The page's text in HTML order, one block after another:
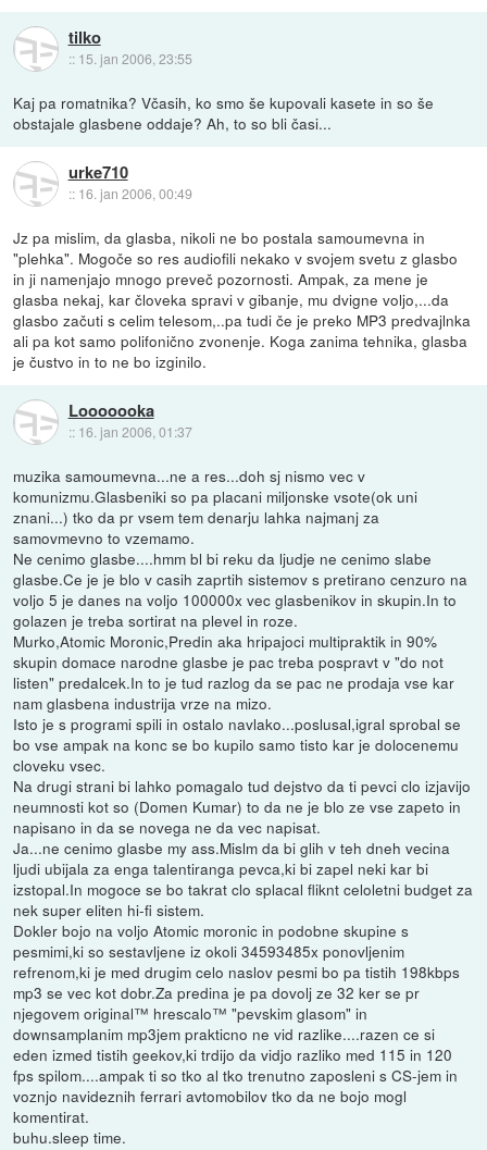
tilko
:: 15. jan 2006, 23:55
Kaj pa romatnika? Včasih, ko smo še kupovali kasete in so še
obstajale glasbene oddaje? Ah, to so bli časi...
urke710
:: 16. jan 2006, 00:49
Jz pa mislim, da glasba, nikoli ne bo postala samoumevna in
"plehka". Mogoče so res audiofili nekako v svojem svetu z glasbo
in ji namenjajo mnogo preveč pozornosti. Ampak, za mene je
glasba nekaj, kar človeka spravi v gibanje, mu dvigne voljo,...da
glasbo začuti s celim telesom,..pa tudi če je preko MP3 predvajlnka
ali pa kot samo polifonično zvonenje. Koga zanima tehnika, glasba
je čustvo in to ne bo izginilo.
Looooooka
:: 16. jan 2006, 01:37
muzika samoumevna...ne a res...doh sj nismo vec v
komunizmu.Glasbeniki so pa placani miljonske vsote(ok uni
znani...) tko da pr vsem tem denarju lahka najmanj za
samovmevno to vzemamo.
Ne cenimo glasbe....hmm bl bi reku da ljudje ne cenimo slabe
glasbe.Ce je je blo v casih zaprtih sistemov s pretirano cenzuro na
voljo 5 je danes na voljo 100000x vec glasbenikov in skupin.In to
golazen je treba sortirat na plevel in roze.
Murko,Atomic Moronic,Predin aka hripajoci multipraktik in 90%
skupin domace narodne glasbe je pac treba pospravt v "do not
listen" predalcek.In to je tud razlog da se pac ne prodaja vse kar
nam glasbena industrija vrze na mizo.
Isto je s programi spili in ostalo navlako...poslusal,igral sprobal se
bo vse ampak na konc se bo kupilo samo tisto kar je dolocenemu
cloveku vsec.
Na drugi strani bi lahko pomagalo tud dejstvo da ti pevci clo izjavijo
neumnosti kot so (Domen Kumar) to da ne je blo ze vse zapeto in
napisano in da se novega ne da vec napisat.
Ja...ne cenimo glasbe my ass.Mislm da bi glih v teh dneh vecina
ljudi ubijala za enga talentiranga pevca,ki bi zapel neki kar bi
izstopal.In mogoce se bo takrat clo splacal fliknt celoletni budget za
nek super eliten hi-fi sistem.
Dokler bojo na voljo Atomic moronic in podobne skupine s
pesmimi,ki so sestavljene iz okoli 34593485x ponovljenim
refrenom,ki je med drugim celo naslov pesmi bo pa tistih 198kbps
mp3 se vec kot dobr.Za predina je pa dovolj ze 32 ker se pr
njegovem original™ hrescalo™ "pevskim glasom" in
downsamplanim mp3jem prakticno ne vid razlike....razen ce si
eden izmed tistih geekov,ki trdijo da vidjo razliko med 115 in 120
fps spilom....ampak ti so tko al tko trenutno zaposleni s CS-jem in
voznjo navideznih ferrari avtomobilov tko da ne bojo mogl
komentirat.
buhu.sleep time.